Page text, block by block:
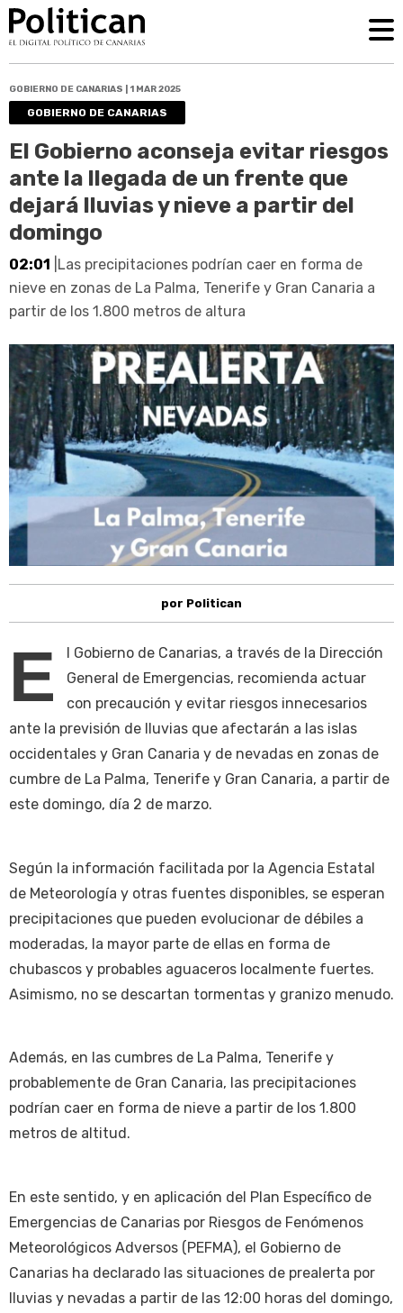
GOBIERNO DE CANARIAS | 1 MAR 2025
GOBIERNO DE CANARIAS
El Gobierno aconseja evitar riesgos
ante la llegada de un frente que
dejará lluvias y nieve a partir del
domingo
02:01 |Las precipitaciones podrían caer en forma de
nieve en zonas de La Palma, Tenerife y Gran Canaria a
partir de los 1.800 metros de altura
por Politican
E
l Gobierno de Canarias, a través de la Dirección
General de Emergencias, recomienda actuar
con precaución y evitar riesgos innecesarios
ante la previsión de lluvias que afectarán a las islas
occidentales y Gran Canaria y de nevadas en zonas de
cumbre de La Palma, Tenerife y Gran Canaria, a partir de
este domingo, día 2 de marzo.
Según la información facilitada por la Agencia Estatal
de Meteorología y otras fuentes disponibles, se esperan
precipitaciones que pueden evolucionar de débiles a
moderadas, la mayor parte de ellas en forma de
chubascos y probables aguaceros localmente fuertes.
Asimismo, no se descartan tormentas y granizo menudo.
Además, en las cumbres de La Palma, Tenerife y
probablemente de Gran Canaria, las precipitaciones
podrían caer en forma de nieve a partir de los 1.800
metros de altitud.
En este sentido, y en aplicación del Plan Específico de
Emergencias de Canarias por Riesgos de Fenómenos
Meteorológicos Adversos (PEFMA), el Gobierno de
Canarias ha declarado las situaciones de prealerta por
lluvias y nevadas a partir de las 12:00 horas del domingo,